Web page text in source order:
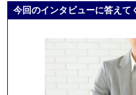
今回のインタビューに答えて